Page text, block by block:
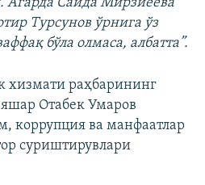
Турсунов ўрнига ўз
бўла олмаса, албатта”.
хизмати раҳбарининг
Отабек Умаров
коррупция ва манфаатлар
суриштирувлари